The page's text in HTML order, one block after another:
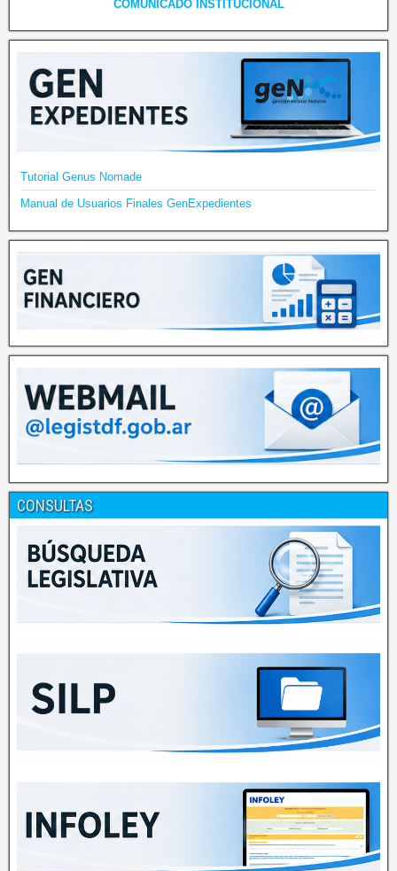
COMUNICADO INSTITUCIONAL
Tutorial Genus Nomade
Manual de Usuarios Finales GenExpedientes
CONSULTAS